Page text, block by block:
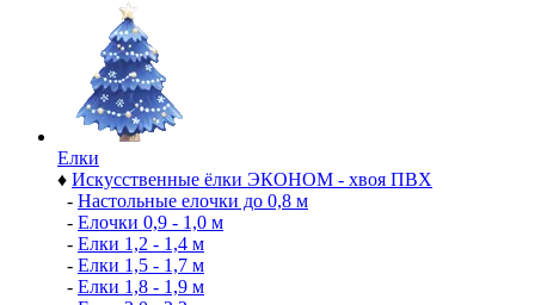
Елки
♦ Искусственные ёлки ЭКОНОМ - хвоя ПВХ
- Настольные елочки до 0,8 м
- Елочки 0,9 - 1,0 м
- Елки 1,2 - 1,4 м
- Елки 1,5 - 1,7 м
- Елки 1,8 - 1,9 м